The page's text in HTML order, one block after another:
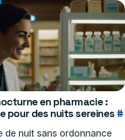
en pharmacie :
pour des nuits sereines #
de nuit sans ordonnance